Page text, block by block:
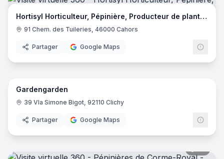
Hortisyl Horticulteur, Pépinière, Producteur de plantes
91 Chem. des Tuileries, 46000 Cahors
Partager Google Maps
19
Gardengarden
39 Vla Simone Bigot, 92110 Clichy
Partager Google Maps